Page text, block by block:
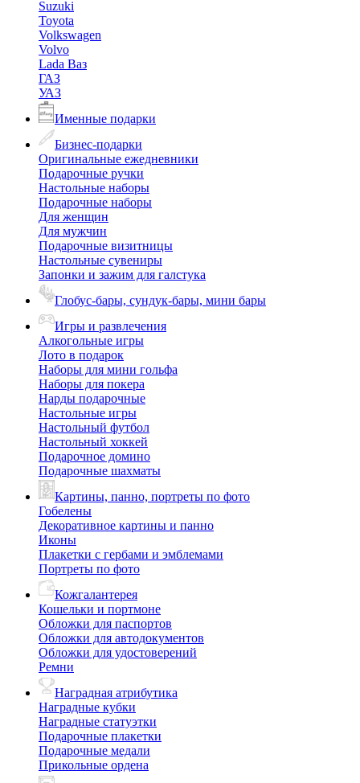
Suzuki
Toyota
Volkswagen
Volvo
Lada Ваз
ГАЗ
УАЗ
Именные подарки
Бизнес-подарки
Оригинальные ежедневники
Подарочные ручки
Настольные наборы
Подарочные наборы
Для женщин
Для мужчин
Подарочные визитницы
Настольные сувениры
Запонки и зажим для галстука
Глобус-бары, сундук-бары, мини бары
Игры и развлечения
Алкогольные игры
Лото в подарок
Наборы для мини гольфа
Наборы для покера
Нарды подарочные
Настольные игры
Настольный футбол
Настольный хоккей
Подарочное домино
Подарочные шахматы
Картины, панно, портреты по фото
Гобелены
Декоративное картины и панно
Иконы
Плакетки с гербами и эмблемами
Портреты по фото
Кожгалантерея
Кошельки и портмоне
Обложки для паспортов
Обложки для автодокументов
Обложки для удостоверений
Ремни
Наградная атрибутика
Наградные кубки
Наградные статуэтки
Подарочные плакетки
Подарочные медали
Прикольные ордена